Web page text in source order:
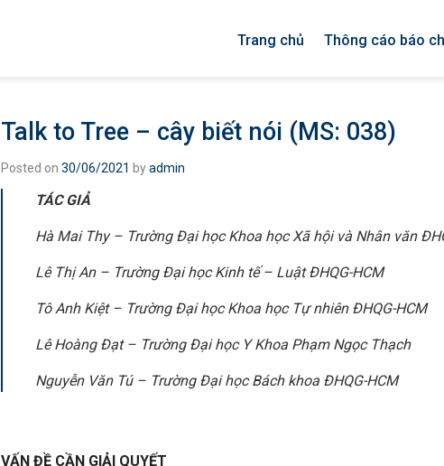
Trang chủ Thông cáo báo
Talk to Tree – cây biết nói (MS: 038)
Posted on 30/06/2021 byadmin
TÁC GIẢ
Hà Mai Thy – Trường Đại học Khoa học Xã hội và Nhân văn
Lê Thị An – Trường Đại học Kinh tế – Luật ĐHQG-HCM
Tô Anh Kiệt – Trường Đại học Khoa học Tự nhiên ĐHQG-HCM
Lê Hoàng Đạt – Trường Đại học Y Khoa Phạm Ngọc Thạch
Nguyễn Văn Tú – Trường Đại học Bách khoa ĐHQG-HCM
VẤN ĐỀ CẦN GIẢI QUYẾT